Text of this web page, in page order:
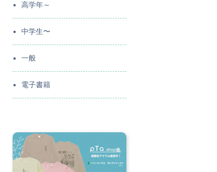
高学年～
中学生〜
一般
電子書籍